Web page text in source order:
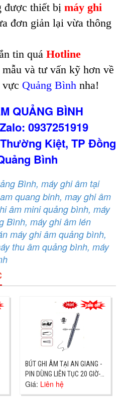
được thiết bịmáy ghi
đơn giản lại vừa thông
tin quáHotline
và tư vấn kỹ hơn về
vực Quảng Bìnhnha!
QUẢNG BÌNH
0937251919
Kiệt, TP Đồng
Bình
Bình, máy ghi âm tại
quang binh, may ghi âm
âm mini quảng bình, máy
Bình, máy ghi âm lén
máy ghi âm quảng bình,
thu âm quảng bình, máy
BÚT GHI ÂM TẠI AN GIANG -
PIN DÙNG LIÊN TỤC 20 GIỜ-
ĐỊA CHỈ TP CHÂU ĐỐC
Giá: Liên hệ